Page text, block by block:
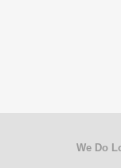
We Do